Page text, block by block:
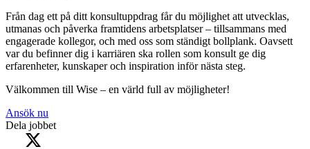
Från dag ett på ditt konsultuppdrag får du möjlighet att utvecklas,
utmanas och påverka framtidens arbetsplatser – tillsammans med
engagerade kollegor, och med oss som ständigt bollplank. Oavsett
var du befinner dig i karriären ska rollen som konsult ge dig
erfarenheter, kunskaper och inspiration inför nästa steg.
Välkommen till Wise – en värld full av möjligheter!
Ansök nu
Dela jobbet